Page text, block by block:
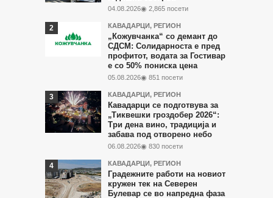
последните
7
дена
04.08.2026◉ 2,865 посети
КАВАДАРЦИ, РЕГИОН
„Кожувчанка“ со демант до
СДСМ: Солидарноста е пред
профитот, водата за Гостивар
е со 50% пониска цена
05.08.2026◉ 851 посети
КАВАДАРЦИ, РЕГИОН
Кавадарци се подготвува за
„Тиквешки гроздобер 2026“:
Три дена вино, традиција и
забава под отворено небо
06.08.2026◉ 830 посети
КАВАДАРЦИ, РЕГИОН
Градежните работи на новиот
кружен тек на Северен
Булевар се во напредна фаза